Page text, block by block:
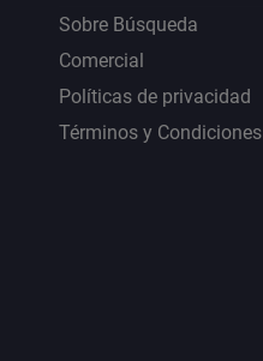
Sobre Búsqueda
Comercial
Políticas de privacidad
Términos y Condiciones